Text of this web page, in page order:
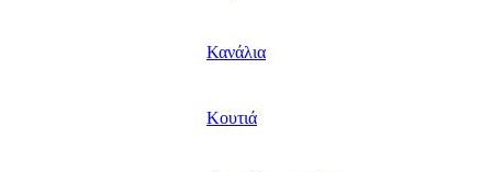
Κανάλια
Κουτιά